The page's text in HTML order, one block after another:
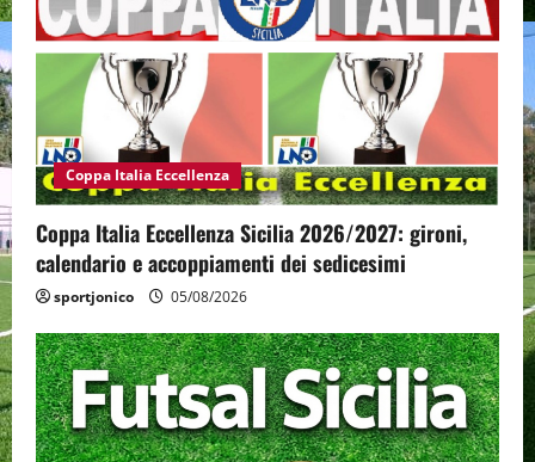
Coppa Italia Eccellenza
Coppa Italia Eccellenza Sicilia 2026/2027: gironi,
calendario e accoppiamenti dei sedicesimi
sportjonico 05/08/2026